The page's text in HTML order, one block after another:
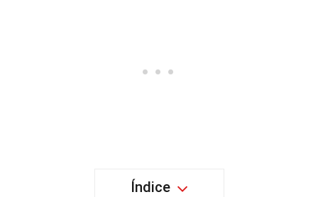
Índice